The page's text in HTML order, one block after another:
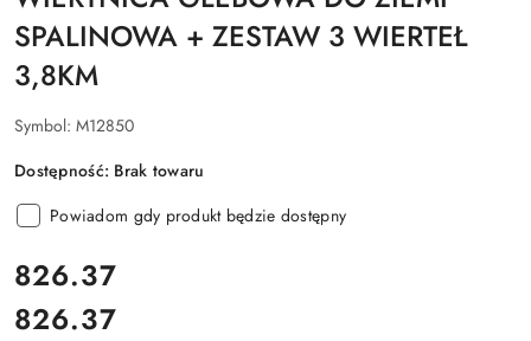
SPALINOWA + ZESTAW 3 WIERTEŁ
3,8KM
Symbol: M12850
Dostępność: Brak towaru
Powiadom gdy produkt będzie dostępny
cena:
826.37
Cena:
826.37